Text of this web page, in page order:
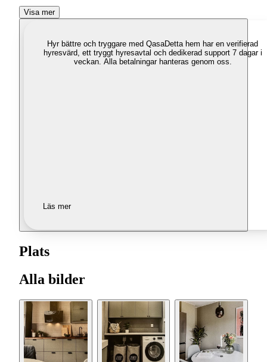
Visa mer
Hyr bättre och tryggare med QasaDetta hem har en verifierad
hyresvärd, ett tryggt hyresavtal och dedikerad support 7 dagar i
veckan. Alla betalningar hanteras genom oss.
Läs mer
Plats
Alla bilder